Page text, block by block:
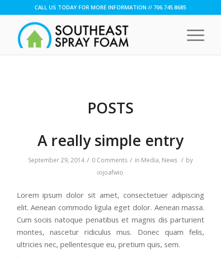
CALL US TODAY FOR MORE INFORMATION // 706.745.8685
POSTS
A really simple entry
September 29, 2014 / 0 Comments / in Media, News / by
iojoafwio
Lorem ipsum dolor sit amet, consectetuer adipiscing
elit. Aenean commodo ligula eget dolor. Aenean massa.
Cum sociis natoque penatibus et magnis dis parturient
montes, nascetur ridiculus mus. Donec quam felis,
ultricies nec, pellentesque eu, pretium quis, sem.